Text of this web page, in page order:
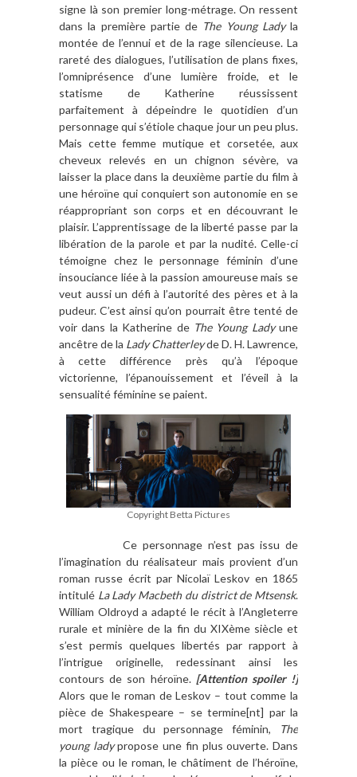
signe là son premier long-métrage. On ressent
dans la première partie de The Young Ladyla
montée de l’ennui et de la rage silencieuse. La
rareté des dialogues, l’utilisation de plans fixes,
l’omniprésence d’une lumière froide, et le
statisme de Katherine réussissent
parfaitement à dépeindre le quotidien d’un
personnage qui s’étiole chaque jour un peu plus.
Mais cette femme mutique et corsetée, aux
cheveux relevés en un chignon sévère, va
laisser la place dans la deuxième partie du film à
une héroïne qui conquiert son autonomie en se
réappropriant son corps et en découvrant le
plaisir. L’apprentissage de la liberté passe par la
libération de la parole et par la nudité. Celle-ci
témoigne chez le personnage féminin d’une
insouciance liée à la passion amoureuse mais se
veut aussi un défi à l’autorité des pères et à la
pudeur. C’est ainsi qu’on pourrait être tenté de
voir dans la Katherine de The Young Ladyune
ancêtre de la Lady Chatterleyde D. H. Lawrence,
à cette différence près qu’à l’époque
victorienne, l’épanouissement et l’éveil à la
sensualité féminine se paient.
Copyright Betta Pictures
Ce personnage n’est pas issu de
l’imagination du réalisateur mais provient d’un
roman russe écrit par Nicolaï Leskov en 1865
intitulé La Lady Macbeth du district de Mtsensk.
William Oldroyd a adapté le récit à l’Angleterre
rurale et minière de la fin du XIXème siècle et
s’est permis quelques libertés par rapport à
l’intrigue originelle, redessinant ainsi les
contours de son héroïne. [Attention spoiler !]
Alors que le roman de Leskov – tout comme la
pièce de Shakespeare – se termine[nt] par la
mort tragique du personnage féminin,
The
young ladypropose une fin plus ouverte. Dans
la pièce ou le roman, le châtiment de l’héroïne,